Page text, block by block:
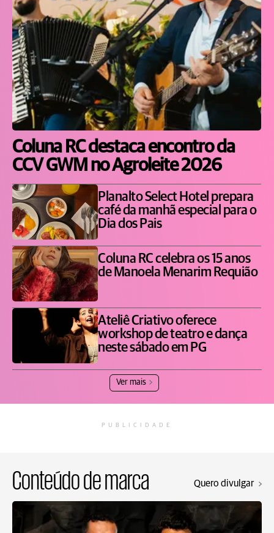
Coluna RC destaca encontro da
CCV GWM no Agroleite 2026
Planalto Select Hotel prepara
café da manhã especial para o
Dia dos Pais
Coluna RC celebra os 15 anos
de Manoela Menarim Requião
Ateliê Criativo oferece
workshop de teatro e dança
neste sábado em PG
Ver mais
PUBLICIDADE
Conteúdo de marca Quero divulgar